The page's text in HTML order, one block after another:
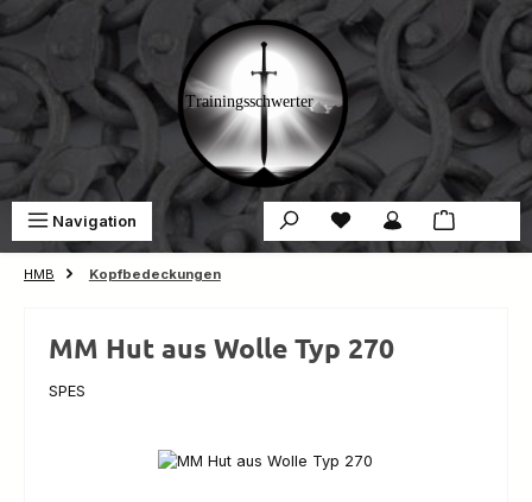
Zum Hauptinhalt springen
Navigation Du hast 0 Produkte auf
HMB Kopfbedeckungen
MM Hut aus Wolle Typ 270
SPES
Bildergalerie überspringen